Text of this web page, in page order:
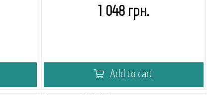
1 048 грн.
Add to cart